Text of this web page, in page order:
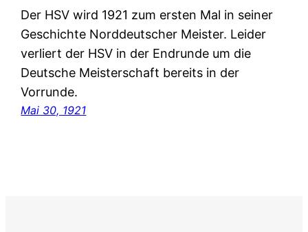
Der HSV wird 1921 zum ersten Mal in seiner
Geschichte Norddeutscher Meister. Leider
verliert der HSV in der Endrunde um die
Deutsche Meisterschaft bereits in der
Vorrunde.
Mai 30, 1921